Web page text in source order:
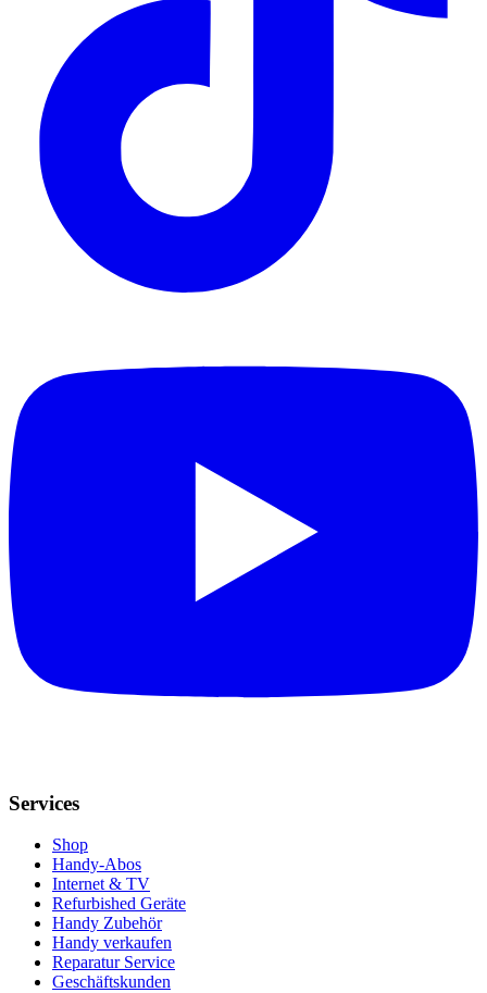
Services
Shop
Handy-Abos
Internet & TV
Refurbished Geräte
Handy Zubehör
Handy verkaufen
Reparatur Service
Geschäftskunden